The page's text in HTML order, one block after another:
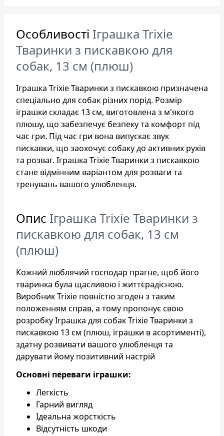
Особливості Іграшка Trixie
Тваринки з пискавкою для
собак, 13 см (плюш)
Іграшка Trixie Тваринки з пискавкою призначена
спеціально для собак різних порід. Розмір
іграшки складає 13 см, виготовлена з м'якого
плюшу, що забезпечує безпеку та комфорт під
час гри. Під час гри вона випускає звук
пискавки, що заохочує собаку до активних рухів
та розваг. Іграшка Trixie Тваринки з пискавкою
стане відмінним варіантом для розваги та
тренувань вашого улюбленця.
Опис Іграшка Trixie Тваринки з
пискавкою для собак, 13 см
(плюш)
Кожний люблячий господар прагне, щоб його
тваринка була щасливою і життєрадісною.
Виробник Trixie повністю згоден з таким
положенням справ, а тому пропонує свою
розробку Іграшка для собак Trixie Тваринки з
пискавкою 13 см (плюш, іграшки в асортименті),
здатну розвивати вашого улюбленця та
дарувати йому позитивний настрій
Основні переваги іграшки:
Легкість
Гарний вигляд
Ідеальна жорсткість
Відсутність шкоди